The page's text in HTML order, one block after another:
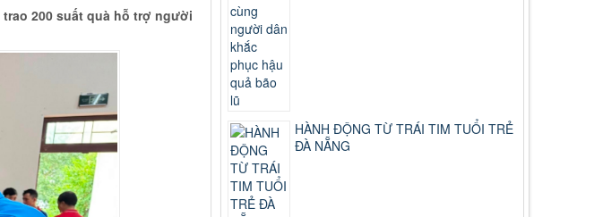
trao 200 suất quà hỗ trợ người
HÀNH ĐỘNG TỪ TRÁI TIM TUỔI TRẺ
ĐÀ NẴNG